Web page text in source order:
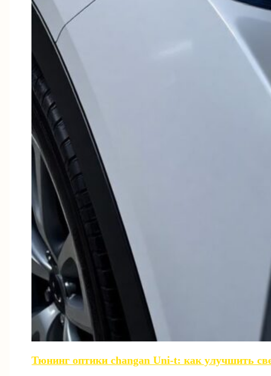
Тюнинг оптики changan Uni-t: как улучшить